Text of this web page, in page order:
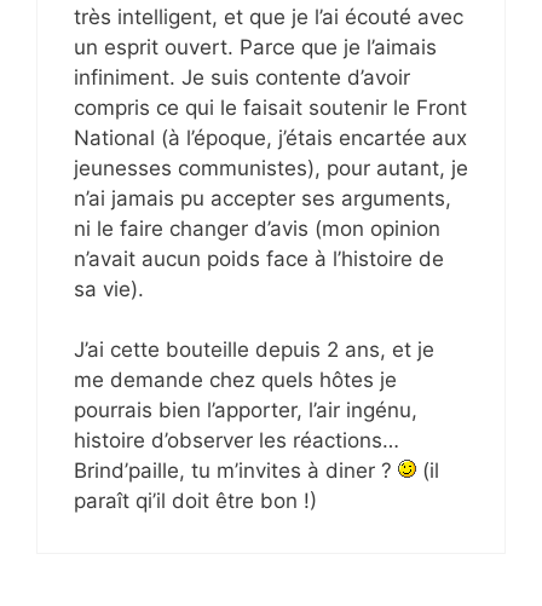
très intelligent, et que je l’ai écouté avec
un esprit ouvert. Parce que je l’aimais
infiniment. Je suis contente d’avoir
compris ce qui le faisait soutenir le Front
National (à l’époque, j’étais encartée aux
jeunesses communistes), pour autant, je
n’ai jamais pu accepter ses arguments,
ni le faire changer d’avis (mon opinion
n’avait aucun poids face à l’histoire de
sa vie).
J’ai cette bouteille depuis 2 ans, et je
me demande chez quels hôtes je
pourrais bien l’apporter, l’air ingénu,
histoire d’observer les réactions…
Brind’paille, tu m’invites à diner ?
(il
paraît qi’il doit être bon !)